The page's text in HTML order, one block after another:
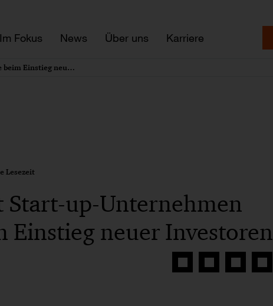
Im Fokus News Über uns Karriere
PwC Legal berät Start-up-Unternehmen EcoIntense beim Einstieg neuer Investoren
Lesezeit
Start-up-Unternehmen
Einstieg neuer Investoren
Auf
Auf
Auf
Auf